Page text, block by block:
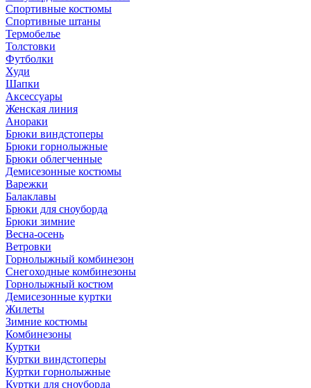
Спортивные костюмы
Спортивные штаны
Термобелье
Толстовки
Футболки
Худи
Шапки
Аксессуары
Женская линия
Анораки
Брюки виндстоперы
Брюки горнолыжные
Брюки облегченные
Демисезонные костюмы
Варежки
Балаклавы
Брюки для сноуборда
Брюки зимние
Весна-осень
Ветровки
Горнолыжный комбинезон
Снегоходные комбинезоны
Горнолыжный костюм
Демисезонные куртки
Жилеты
Зимние костюмы
Комбинезоны
Куртки
Куртки виндстоперы
Куртки горнолыжные
Куртки для сноуборда